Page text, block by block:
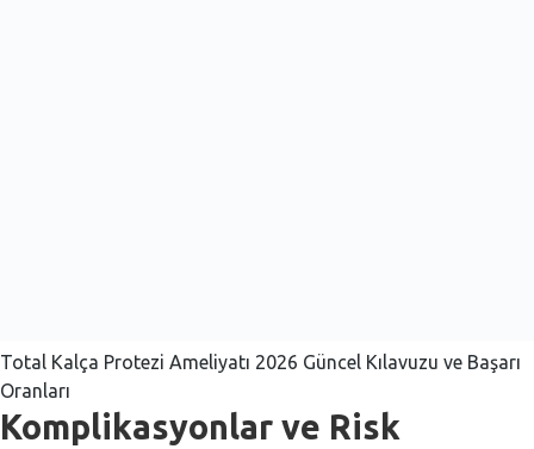
Total Kalça Protezi Ameliyatı 2026 Güncel Kılavuzu ve Başarı
Oranları
Komplikasyonlar ve Risk